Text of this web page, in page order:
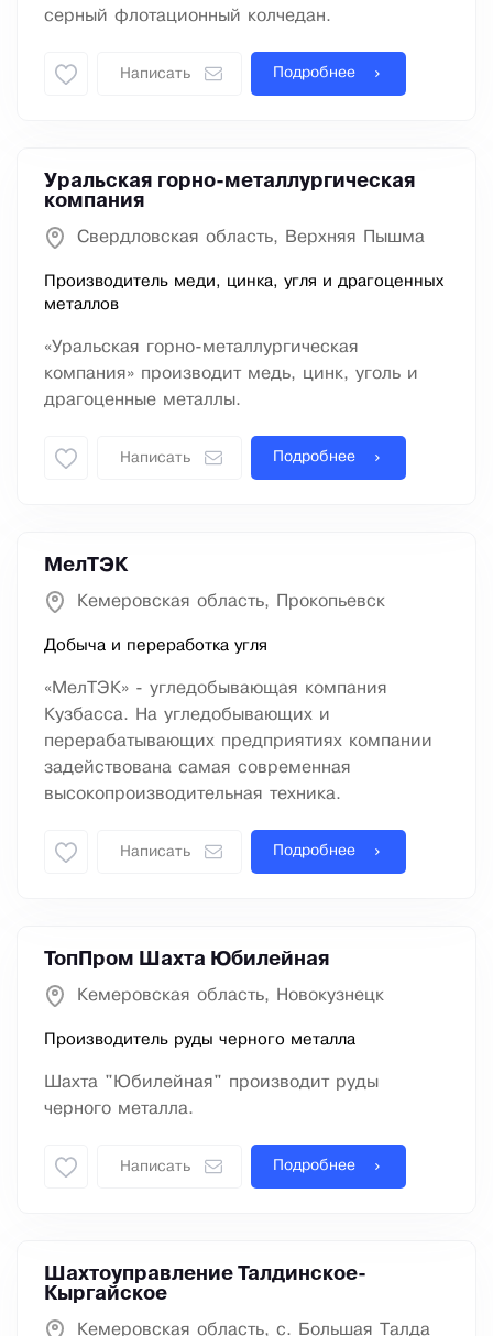
серный флотационный колчедан.
Написать Подробнее
Уральская горно-металлургическая
компания
Свердловская область, Верхняя Пышма
Производитель меди, цинка, угля и драгоценных
металлов
«Уральская горно-металлургическая
компания» производит медь, цинк, уголь и
драгоценные металлы.
Написать Подробнее
МелТЭК
Кемеровская область, Прокопьевск
Добыча и переработка угля
«МелТЭК» - угледобывающая компания
Кузбасса. На угледобывающих и
перерабатывающих предприятиях компании
задействована самая современная
высокопроизводительная техника.
Написать Подробнее
ТопПром Шахта Юбилейная
Кемеровская область, Новокузнецк
Производитель руды черного металла
Шахта "Юбилейная" производит руды
черного металла.
Написать Подробнее
Шахтоуправление Талдинское-
Кыргайское
Кемеровская область, с. Большая Талда